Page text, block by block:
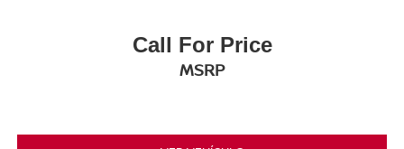
Call For Price
MSRP